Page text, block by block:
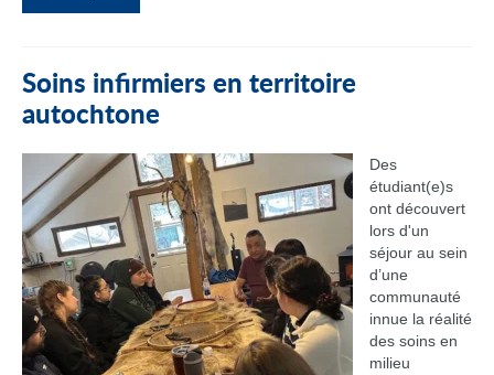
Soins infirmiers en territoire
autochtone
Des
étudiant(e)s
ont découvert
lors d'un
séjour au sein
d’une
communauté
innue la réalité
des soins en
milieu